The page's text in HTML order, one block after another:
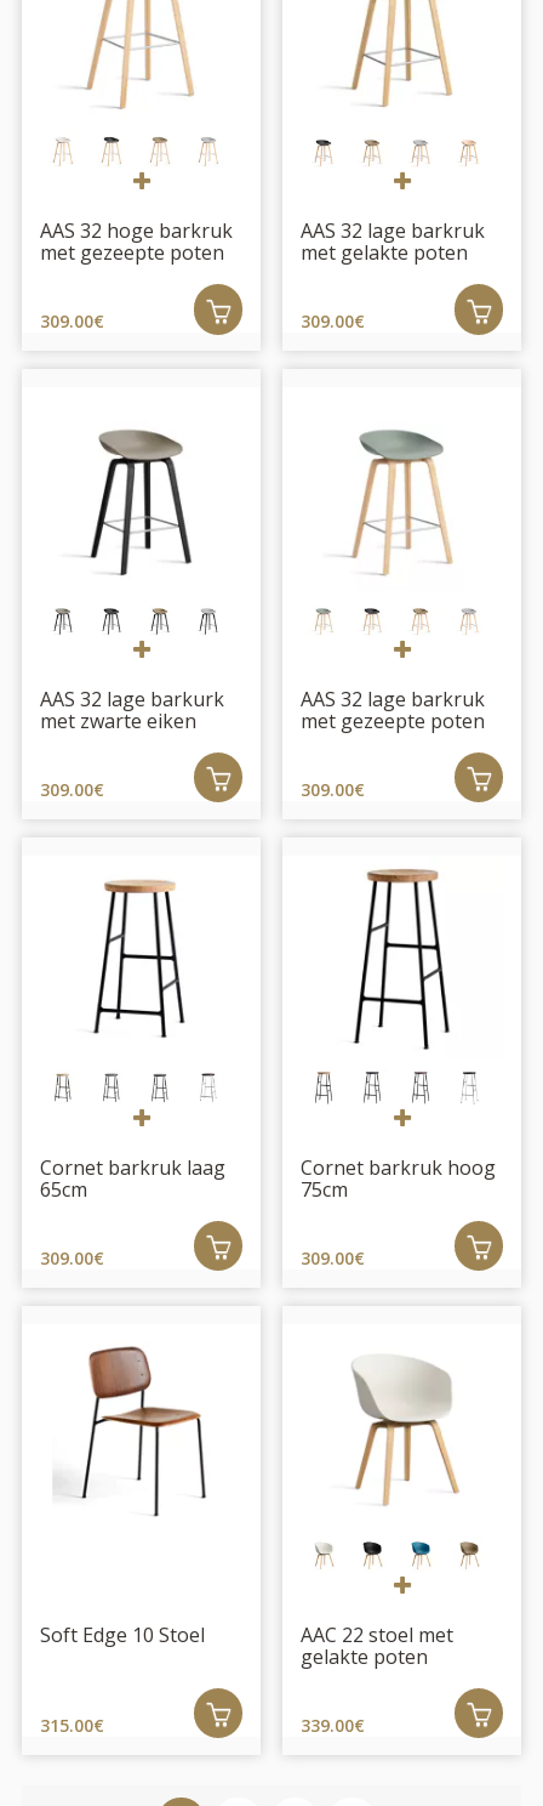
AAS 32 hoge barkruk
met gezeepte poten
309.00€
AAS 32 lage barkruk
met gelakte poten
309.00€
AAS 32 lage barkurk
met zwarte eiken
309.00€
AAS 32 lage barkruk
met gezeepte poten
309.00€
Cornet barkruk laag
65cm
309.00€
Cornet barkruk hoog
75cm
309.00€
Soft Edge 10 Stoel
315.00€
AAC 22 stoel met
gelakte poten
339.00€